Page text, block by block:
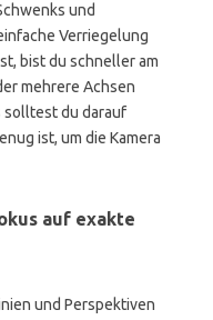
und
Verriegelung
bist du schneller am
mehrere Achsen
solltest du darauf
ist, um die Kamera
auf exakte
und Perspektiven